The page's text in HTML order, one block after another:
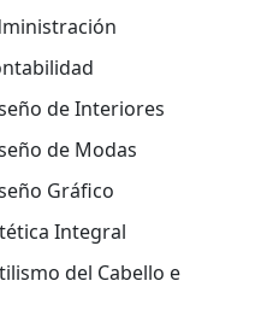
de Interiores
de Modas
Gráfico
Integral
del Cabello e